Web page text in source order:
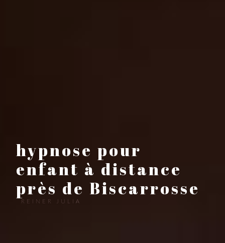
hypnose pour
enfant à distance
près de Biscarrosse
REINER JULIA